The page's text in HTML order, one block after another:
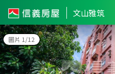
文山雅筑
圖片 1/12